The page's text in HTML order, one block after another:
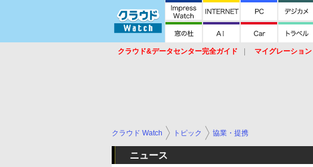
クラウド&データセンター完全ガイド マイグレーション
クラウド Watch トピック 協業・提携
ニュース